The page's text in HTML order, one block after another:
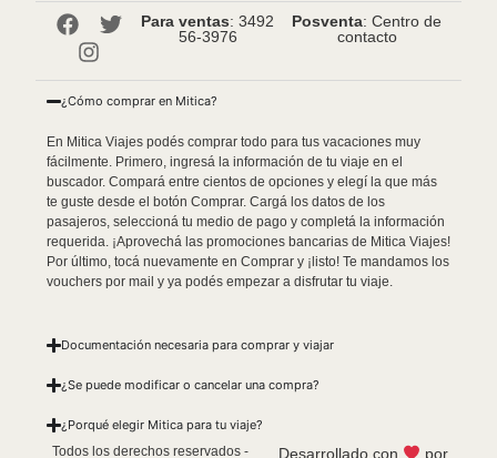
Para ventas: 3492
56-3976
Posventa: Centro de
contacto
¿Cómo comprar en Mitica?
En Mitica Viajes podés comprar todo para tus vacaciones muy
fácilmente. Primero, ingresá la información de tu viaje en el
buscador. Compará entre cientos de opciones y elegí la que más
te guste desde el botón Comprar. Cargá los datos de los
pasajeros, seleccioná tu medio de pago y completá la información
requerida. ¡Aprovechá las promociones bancarias de Mitica Viajes!
Por último, tocá nuevamente en Comprar y ¡listo! Te mandamos los
vouchers por mail y ya podés empezar a disfrutar tu viaje.
Documentación necesaria para comprar y viajar
¿Se puede modificar o cancelar una compra?
¿Porqué elegir Mitica para tu viaje?
Todos los derechos reservados -
Desarrollado con por